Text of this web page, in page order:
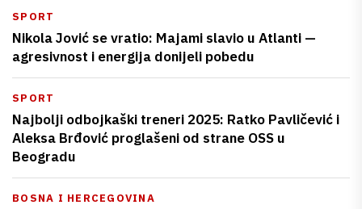
SPORT
Nikola Jović se vratio: Majami slavio u Atlanti —
agresivnost i energija donijeli pobedu
SPORT
Najbolji odbojkaški treneri 2025: Ratko Pavličević i
Aleksa Brđović proglašeni od strane OSS u
Beogradu
BOSNA I HERCEGOVINA